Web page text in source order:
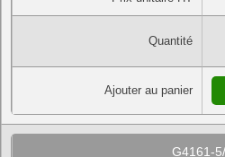
Quantité
Ajouter au panier
G4161-